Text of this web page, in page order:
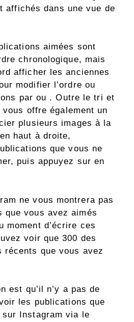
affichés dans une vue de
aimées sont
chronologique, mais
afficher les anciennes
modifier l’ordre ou
par ou . Outre le tri et
offre également un
plusieurs images à la
haut à droite,
que vous ne
puis appuyez sur en
ne vous montrera pas
que vous avez aimés
moment d’écrire ces
voir que 300 des
récents que vous avez
est qu’il n’y a pas de
les publications que
Instagram via le